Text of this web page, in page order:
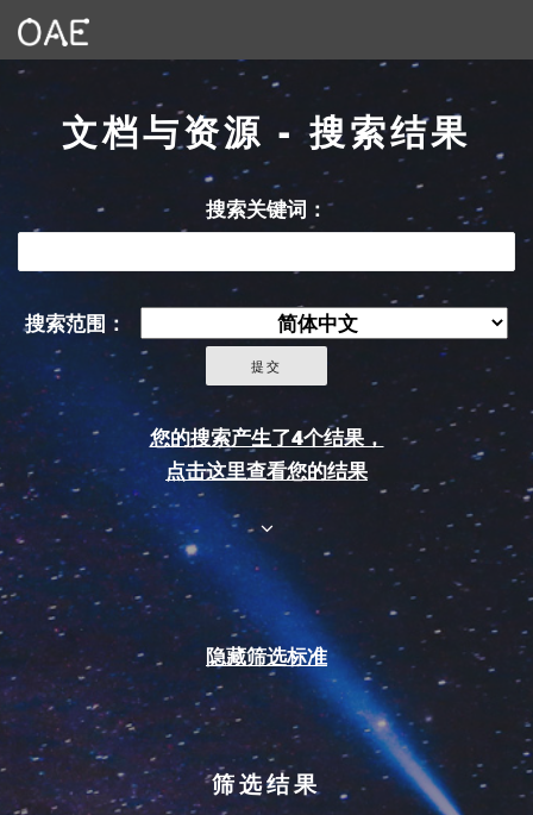
文档与资源 - 搜索结果
搜索关键词：
搜索范围：
您的搜索产生了4个结果，
点击这里查看您的结果
隐藏筛选标准
筛选结果